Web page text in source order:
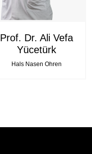
Prof. Dr. Ali Vefa
Yücetürk
Hals Nasen Ohren